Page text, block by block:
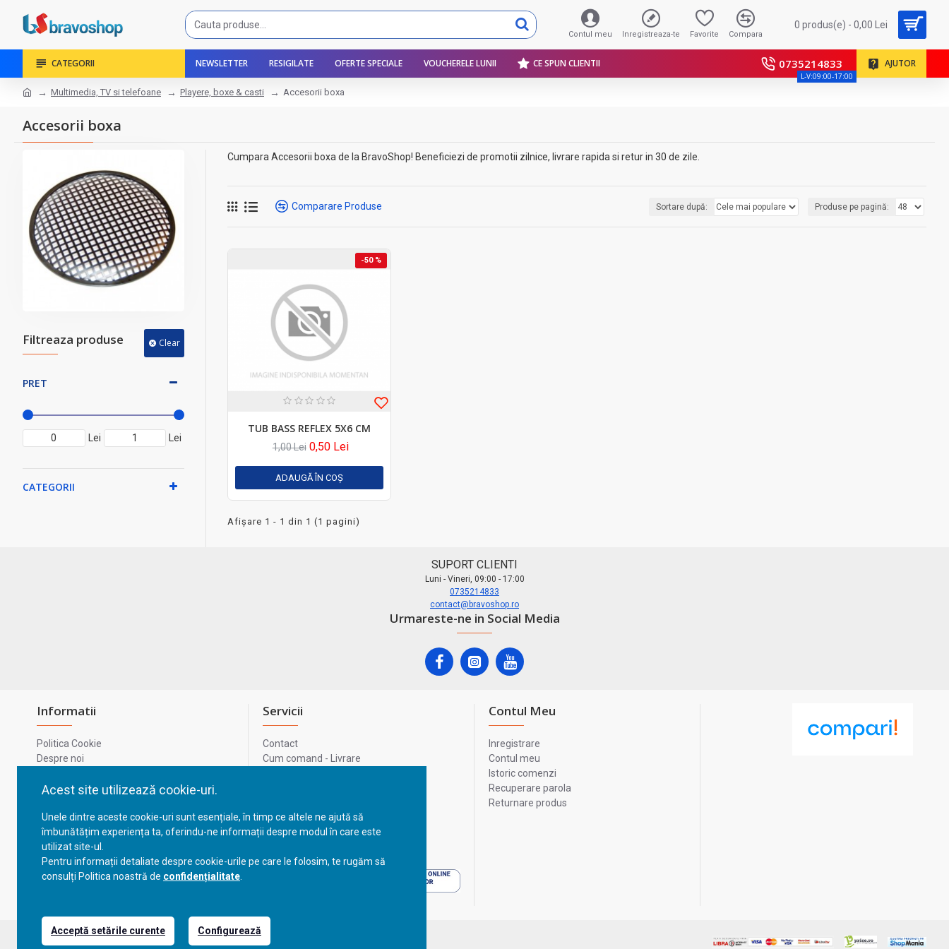
Acest site utilizează cookie-uri.
Unele dintre aceste cookie-uri sunt esențiale, în timp ce altele ne ajută să
îmbunătățim experiența ta, oferindu-ne informații despre modul în care este
utilizat site-ul.
Pentru informații detaliate despre cookie-urile pe care le folosim, te rugăm să
consulți Politica noastră de confidențialitate
Acceptă setările curente Configurează
Contul meu Inregistreaza-te Favorite Compara
0 produs(e) - 0,00 Lei
CATEGORII NEWSLETTER RESIGILATE OFERTE SPECIALE VOUCHERELE LUNII CE SPUN CLIENTII 0735214833
L-V:09:00-17:00
AJUTOR
Multimedia, TV si telefoane Playere, boxe & casti Accesorii boxa
Accesorii boxa
Filtreaza produse Clear
PRET
Lei Lei
CATEGORII
Cumpara Accesorii boxa de la BravoShop! Beneficiezi de promotii zilnice, livrare rapida si retur in 30 de zile.
Comparare Produse Sortare după: Produse pe pagină:
-50 %
TUB BASS REFLEX 5X6 CM
1,00 Lei 0,50 Lei
ADAUGĂ ÎN COŞ
Afişare 1 - 1 din 1 (1 pagini)
SUPORT CLIENTI
Luni - Vineri, 09:00 - 17:00
0735214833
contact@bravoshop.ro
Urmareste-ne in Social Media
Informatii
Politica Cookie
Despre noi
Confidentialitate
GDPR - Datele tale
Servicii
Contact
Cum comand - Livrare
ANPC
ANPC - SAL
Cum comand - Livrare
Contul Meu
Inregistrare
Contul meu
Istoric comenzi
Recuperare parola
Returnare produs
Copyright © 2023, BravoShop, toate drepturile rezervate!